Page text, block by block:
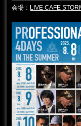
会場： LIVE CAFE